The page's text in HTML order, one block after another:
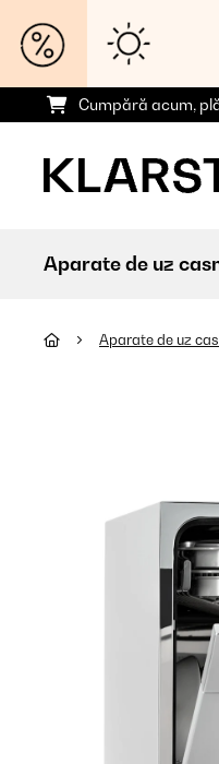
Cumpără acum,
Aparate de uz
Aparate de uz